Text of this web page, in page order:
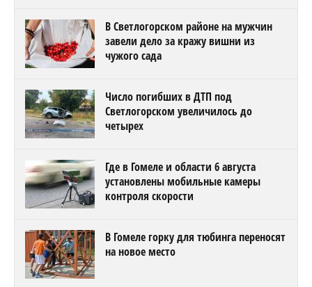
В Светлогорском районе на мужчин
завели дело за кражу вишни из
чужого сада
Число погибших в ДТП под
Светлогорском увеличилось до
четырех
Где в Гомеле и области 6 августа
установлены мобильные камеры
контроля скорости
В Гомеле горку для тюбинга переносят
на новое место